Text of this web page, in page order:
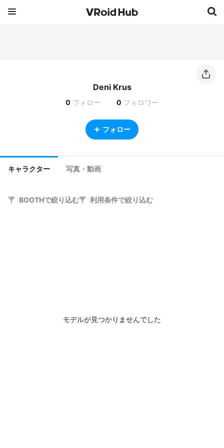
Deni Krus
0 フォロー 0 フォロワー
フォロー
キャラクター 写真・動画
BOOTHで絞り込む 利用条件で絞り込む
モデルが見つかりませんでした